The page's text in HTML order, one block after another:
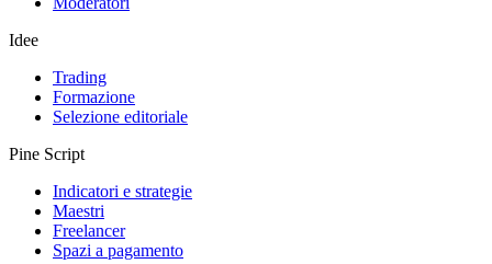
Idee
Trading
Formazione
Selezione editoriale
Pine Script
Indicatori e strategie
Maestri
Freelancer
Spazi a pagamento